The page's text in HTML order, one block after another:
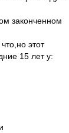
законченном
этот
15 лет у: